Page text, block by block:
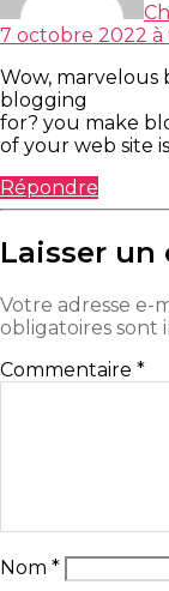
7 octobre 2022 à
Wow, marvelous
blogging
for? you make
of your web site
Répondre
Laisser
Votre adresse e-
obligatoires sont
Commentaire *
Nom *